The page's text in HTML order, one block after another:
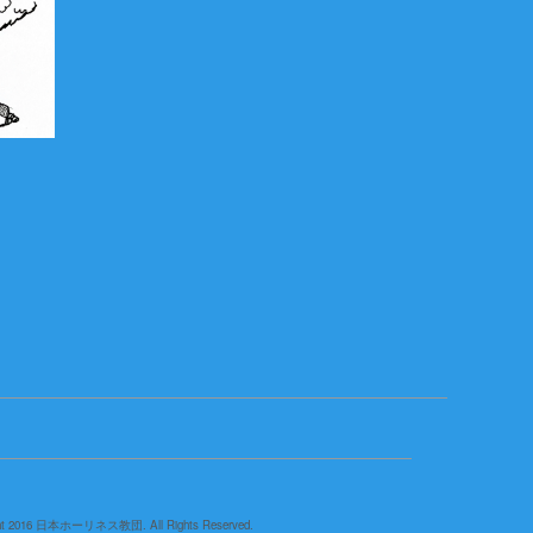
2016 日本ホーリネス教団. All Rights Reserved.